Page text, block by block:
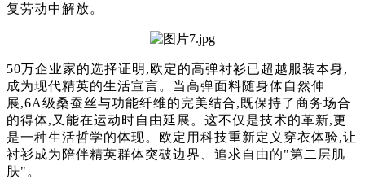
复劳动中解放。
50万企业家的选择证明,欧定的高弹衬衫已超越服装本身,
成为现代精英的生活宣言。当高弹面料随身体自然伸
展,6A级桑蚕丝与功能纤维的完美结合,既保持了商务场合
的得体,又能在运动时自由延展。这不仅是技术的革新,更
是一种生活哲学的体现。欧定用科技重新定义穿衣体验,让
衬衫成为陪伴精英群体突破边界、追求自由的"第二层肌
肤"。